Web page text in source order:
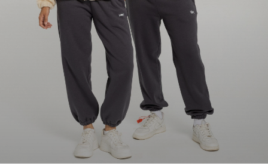
home.official@yandex.ru
Напишите нам
ЗАКАЗАТЬ ЗВОНОК
Звонки пн-вс с 10:00 до 20:00